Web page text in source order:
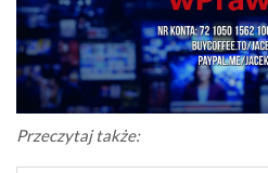
Przeczytaj także: